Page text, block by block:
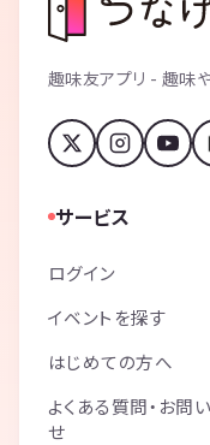
趣味友アプリ - 趣味
サービス
ログイン
イベントを探す
はじめての方へ
よくある質問・お問
せ